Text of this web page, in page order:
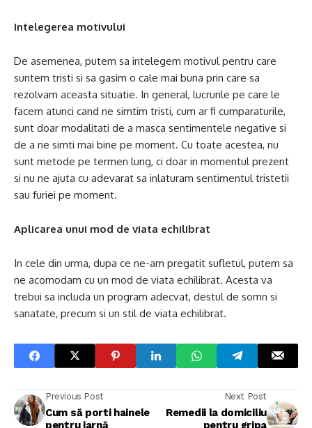
Intelegerea motivului
De asemenea, putem sa intelegem motivul pentru care
suntem tristi si sa gasim o cale mai buna prin care sa
rezolvam aceasta situatie. In general, lucrurile pe care le
facem atunci cand ne simtim tristi, cum ar fi cumparaturile,
sunt doar modalitati de a masca sentimentele negative si
de a ne simti mai bine pe moment. Cu toate acestea, nu
sunt metode pe termen lung, ci doar in momentul prezent
si nu ne ajuta cu adevarat sa inlaturam sentimentul tristetii
sau furiei pe moment.
Aplicarea unui mod de viata echilibrat
In cele din urma, dupa ce ne-am pregatit sufletul, putem sa
ne acomodam cu un mod de viata echilibrat. Acesta va
trebui sa includa un program adecvat, destul de somn si
sanatate, precum si un stil de viata echilibrat.
Previous Post
Cum să porti hainele
pentru iarnă
Next Post
Remedii la domiciliu
pentru gripa